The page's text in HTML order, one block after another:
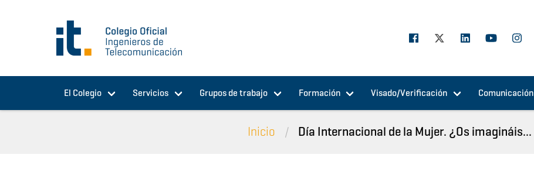
El Colegio Servicios Grupos de trabajo Formación Visado/Verificación Comunicación
Inicio Día Internacional de la Mujer. ¿Os imagináis...